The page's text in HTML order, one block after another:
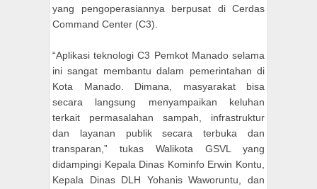
yang pengoperasiannya berpusat di Cerdas
Command Center (C3).
“Aplikasi teknologi C3 Pemkot Manado selama
ini sangat membantu dalam pemerintahan di
Kota Manado. Dimana, masyarakat bisa
secara langsung menyampaikan keluhan
terkait permasalahan sampah, infrastruktur
dan layanan publik secara terbuka dan
transparan,” tukas Walikota GSVL yang
didampingi Kepala Dinas Kominfo Erwin Kontu,
Kepala Dinas DLH Yohanis Waworuntu, dan